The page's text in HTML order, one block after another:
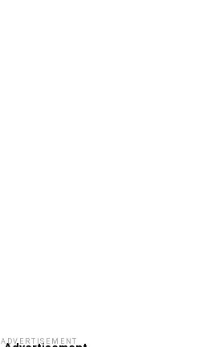
ADVERTISEMENT